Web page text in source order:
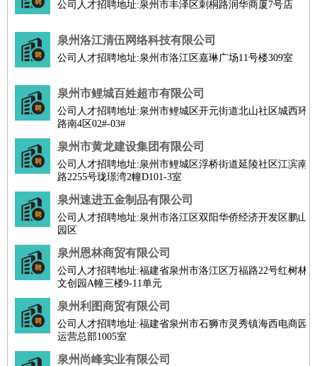
公司人才招聘地址:泉州市丰泽区刺桐路润华商厦7号店
泉州洛江清伍网络科技有限公司
公司人才招聘地址:泉州市洛江区嘉琳广场11号楼309室
泉州市鲤城百姓超市有限公司
公司人才招聘地址:泉州市鲤城区开元街道北山社区城西环
路南4区02#-03#
泉州市黄龙建设集团有限公司
公司人才招聘地址:泉州市鲤城区浮桥街道延陵社区江滨南
路2255号珑璟湾2幢D101-3室
泉州速进五金制品有限公司
公司人才招聘地址:泉州市洛江区双阳华侨经济开发区鹏山
园区
泉州恩林商贸有限公司
公司人才招聘地址:福建省泉州市洛江区万福路22号红树林
文创园A幢三楼9-11单元
泉州利图商贸有限公司
公司人才招聘地址:福建省泉州市石狮市灵秀镇海西电商园
运营总部1005室
泉州尚峰实业有限公司